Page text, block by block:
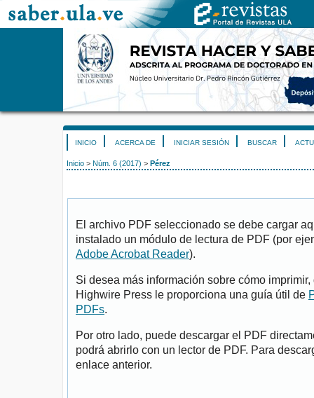
INICIO ACERCA DE INICIAR SESIÓN BUSCAR
Inicio > Núm. 6 (2017) > Pérez
El archivo PDF seleccionado se debe cargar
instalado un módulo de lectura de PDF (por
Adobe Acrobat Reader).
Si desea más información sobre cómo
Highwire Press le proporciona una guía útil de
PDFs.
Por otro lado, puede descargar el PDF
podrá abrirlo con un lector de PDF. Para
enlace anterior.